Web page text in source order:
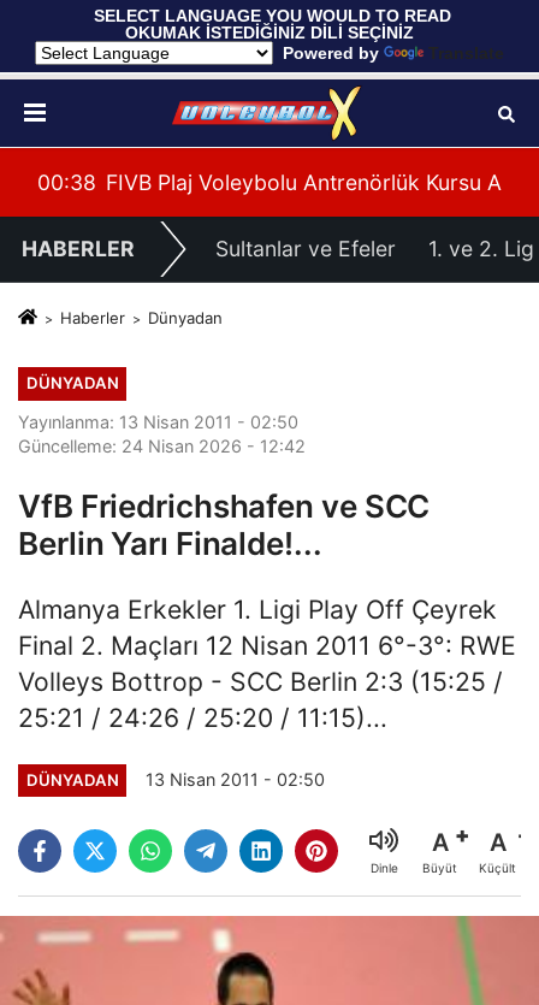
SELECT LANGUAGE YOU WOULD TO READ
OKUMAK İSTEDİĞİNİZ DİLİ SEÇİNİZ
Powered by
Translate
U20 Erkekler Avrupa Şampiyonası İlk Tur Elemeleri
00:38 FIVB Plaj Voleybolu Antrenörlük Kursu
HABERLER Sultanlar ve Efeler 1. ve 2. Lig
Haberler Dünyadan
DÜNYADAN
Yayınlanma: 13 Nisan 2011 - 02:50
Güncelleme: 24 Nisan 2026 - 12:42
VfB Friedrichshafen ve SCC
Berlin Yarı Finalde!...
Almanya Erkekler 1. Ligi Play Off Çeyrek
Final 2. Maçları 12 Nisan 2011 6°-3°: RWE
Volleys Bottrop - SCC Berlin 2:3 (15:25 /
25:21 / 24:26 / 25:20 / 11:15)...
DÜNYADAN 13 Nisan 2011 - 02:50
Dinle
A
Büyüt
A
Küçült